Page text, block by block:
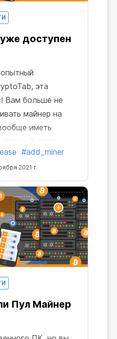
доступен
эта
Вам больше не
майнер на
иметь
майнинга.
вы? Потому что
доступны и на
#add_miner
2021 г.
Пул Майнер